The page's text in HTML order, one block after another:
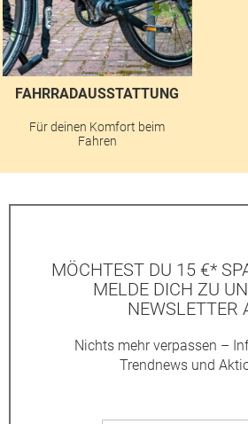
FAHRRADAUSSTATTUNG
Für deinen Komfort beim
Fahren
MÖCHTEST DU 15 €*
MELDE DICH ZU
NEWSLETTER
Nichts mehr verpassen –
Trendnews und